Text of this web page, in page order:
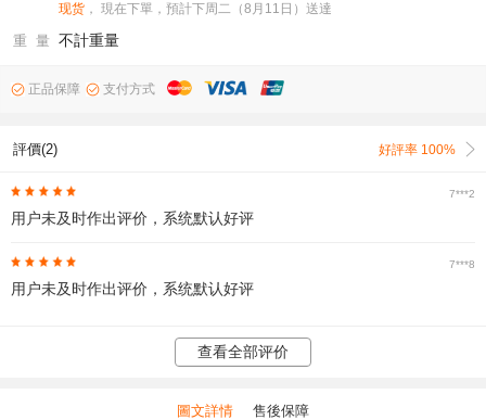
现货 ， 現在下單，預計下周二（8月11日）送達
重 量 不計重量
正品保障 支付方式
評價(2) 好評率 100%
7***2
用户未及时作出评价，系统默认好评
7***8
用户未及时作出评价，系统默认好评
查看全部评价
圖文詳情 售後保障